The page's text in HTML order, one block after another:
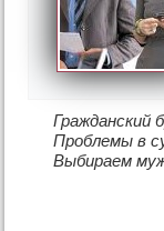
Гражданский
Проблемы в
Выбираем